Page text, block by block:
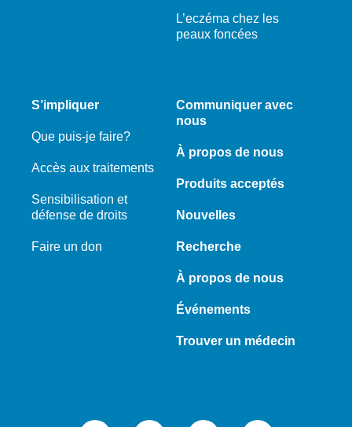
L’eczéma chez les
peaux foncées
S’impliquer
Que puis-je faire?
Accès aux traitements
Sensibilisation et
défense de droits
Faire un don
Communiquer avec
nous
À propos de nous
Produits acceptés
Nouvelles
Recherche
À propos de nous
Événements
Trouver un médecin